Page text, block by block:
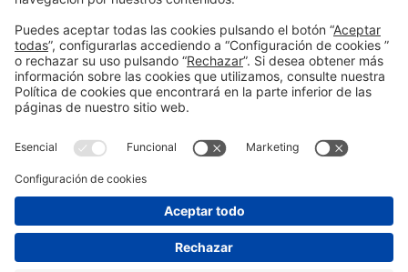
#HOSTELCO2026
en las redes sociales